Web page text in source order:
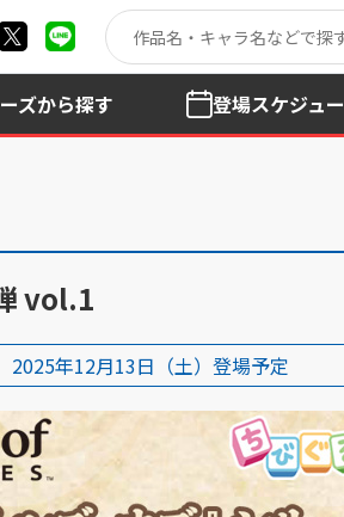
ズから探す 登場スケジュ
vol.1
2025年12月13日（土）登場予定